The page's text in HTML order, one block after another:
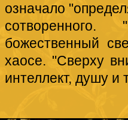
означало
божественный
хаосе. "Сверху
интеллект, душу и